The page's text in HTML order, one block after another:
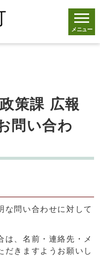
メニュー
策課 広報
問い合わ
な問い合わせに対して
は、名前・連絡先・メ
だきますようお願いし